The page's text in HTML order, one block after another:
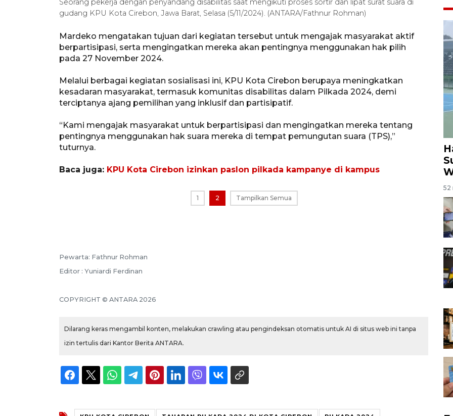
Seorang pekerja dengan penyandang disabilitas saat mengikuti proses sortir dan lipat surat suara di
gudang KPU Kota Cirebon, Jawa Barat, Selasa (5/11/2024). (ANTARA/Fathnur Rohman)
Mardeko mengatakan tujuan dari kegiatan tersebut untuk mengajak masyarakat aktif
berpartisipasi, serta mengingatkan mereka akan pentingnya menggunakan hak pilih
pada 27 November 2024.
Melalui berbagai kegiatan sosialisasi ini, KPU Kota Cirebon berupaya meningkatkan
kesadaran masyarakat, termasuk komunitas disabilitas dalam Pilkada 2024, demi
terciptanya ajang pemilihan yang inklusif dan partisipatif.
“Kami mengajak masyarakat untuk berpartisipasi dan mengingatkan mereka tentang
pentingnya menggunakan hak suara mereka di tempat pemungutan suara (TPS),”
tuturnya.
Baca juga: KPU Kota Cirebon izinkan paslon pilkada kampanye di kampus
1 2 Tampilkan Semua
Pewarta: Fathnur Rohman
Editor : Yuniardi Ferdinan
COPYRIGHT © ANTARA 2026
Dilarang keras mengambil konten, melakukan crawling atau pengindeksan otomatis untuk AI di situs web ini tanpa
izin tertulis dari Kantor Berita ANTARA.
52